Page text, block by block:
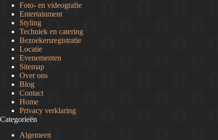
Foto- en videografie
Entertainment
Styling
Techniek en catering
Bezoekersregistratie
Locatie
Evenementen
Sitemap
Over ons
Blog
Contact
Home
Privacy verklaring
Categorieën
Algemeen